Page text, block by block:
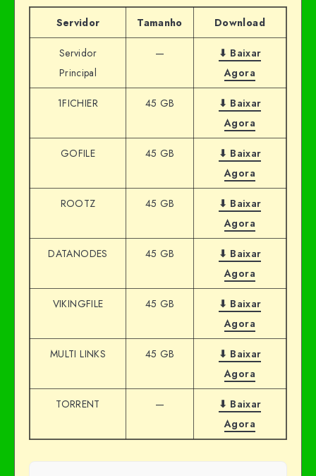
Servidor Tamanho Download
Servidor
Principal
—
⬇ Baixar
Agora
1FICHIER 45 GB
⬇ Baixar
Agora
GOFILE 45 GB
⬇ Baixar
Agora
ROOTZ 45 GB
⬇ Baixar
Agora
DATANODES 45 GB
⬇ Baixar
Agora
VIKINGFILE 45 GB
⬇ Baixar
Agora
MULTI LINKS 45 GB
⬇ Baixar
Agora
TORRENT —
⬇ Baixar
Agora